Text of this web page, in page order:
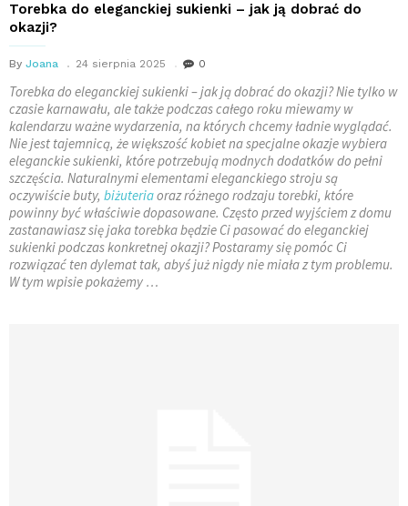
Torebka do eleganckiej sukienki – jak ją dobrać do
okazji?
By Joana 24 sierpnia 2025 0
Torebka do eleganckiej sukienki – jak ją dobrać do okazji? Nie tylko w
czasie karnawału, ale także podczas całego roku miewamy w
kalendarzu ważne wydarzenia, na których chcemy ładnie wyglądać.
Nie jest tajemnicą, że większość kobiet na specjalne okazje wybiera
eleganckie sukienki, które potrzebują modnych dodatków do pełni
szczęścia. Naturalnymi elementami eleganckiego stroju są
oczywiście buty, biżuteriaoraz różnego rodzaju torebki, które
powinny być właściwie dopasowane. Często przed wyjściem z domu
zastanawiasz się jaka torebka będzie Ci pasować do eleganckiej
sukienki podczas konkretnej okazji? Postaramy się pomóc Ci
rozwiązać ten dylemat tak, abyś już nigdy nie miała z tym problemu.
W tym wpisie pokażemy …